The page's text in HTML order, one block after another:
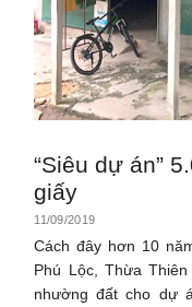
“Siêu dự án”
giấy
11/09/2019
Cách đây hơn 10
Phú Lộc, Thừa
nhường đất cho dự